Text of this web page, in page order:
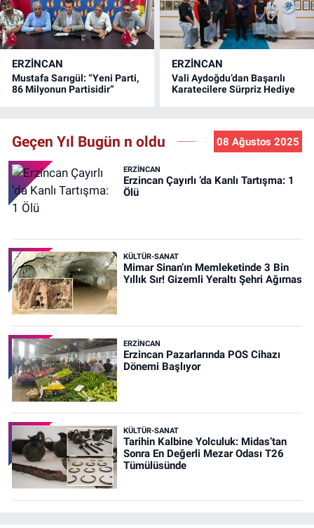
ERZINCAN
Mustafa Sarıgül: “Yeni Parti,
86 Milyonun Partisidir”
ERZINCAN
Vali Aydoğdu’dan Başarılı
Karatecilere Sürpriz Hediye
Geçen Yıl Bugün n oldu 08 Ağustos 2025
ERZINCAN
Erzincan Çayırlı ’da Kanlı Tartışma: 1
Ölü
KÜLTÜR-SANAT
Mimar Sinan’ın Memleketinde 3 Bin
Yıllık Sır! Gizemli Yeraltı Şehri Ağırnas
ERZINCAN
Erzincan Pazarlarında POS Cihazı
Dönemi Başlıyor
KÜLTÜR-SANAT
Tarihin Kalbine Yolculuk: Midas’tan
Sonra En Değerli Mezar Odası T26
Tümülüsünde